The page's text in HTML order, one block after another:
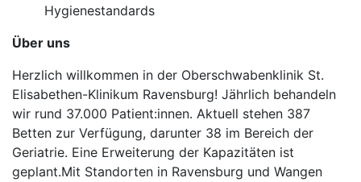
Hygienestandards
Über uns
Herzlich willkommen in der Oberschwabenklinik St.
Elisabethen-Klinikum Ravensburg! Jährlich behandeln
wir rund 37.000 Patient:innen. Aktuell stehen 387
Betten zur Verfügung, darunter 38 im Bereich der
Geriatrie. Eine Erweiterung der Kapazitäten ist
geplant.Mit Standorten in Ravensburg und Wangen